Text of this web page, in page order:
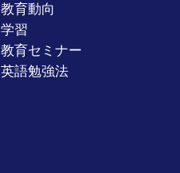
教育動向
学習
教育セミナー
英語勉強法